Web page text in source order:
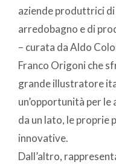
aziende produttrici
arredobagno e di
– curata da Aldo
Franco Origoni che
grande illustratore
un’opportunità per
da un lato, le proprie
innovative.
Dall’altro,